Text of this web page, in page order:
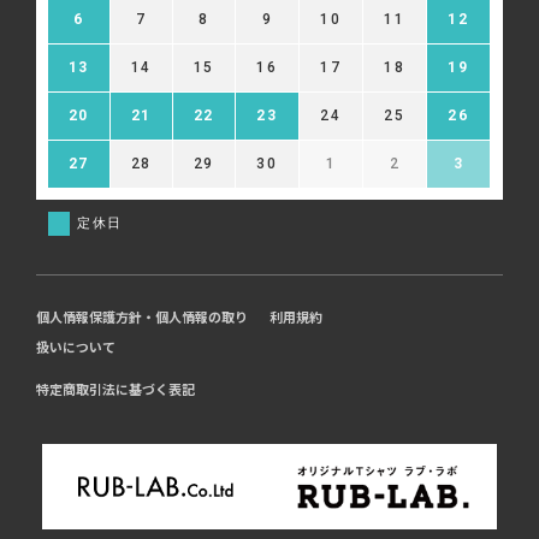
6 7 8 9 10 11 12
13 14 15 16 17 18 19
20 21 22 23 24 25 26
27 28 29 30 1 2 3
定休日
個人情報保護方針・個人情報の取り
扱いについて
利用規約
特定商取引法に基づく表記